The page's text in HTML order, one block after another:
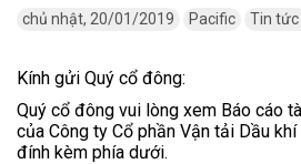
chủ nhật, 20/01/2019 Pacific Tin tức
Kính gửi Quý cổ đông:
Quý cổ đông vui lòng xem Báo cáo
của Công ty Cổ phần Vận tải Dầu
đính kèm phía dưới.